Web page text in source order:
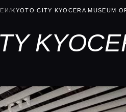
/KYOTO CITY KYOCERA MUSEUM